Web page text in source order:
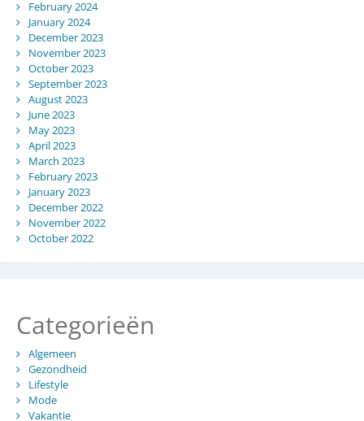
February 2024
January 2024
December 2023
November 2023
October 2023
September 2023
August 2023
June 2023
May 2023
April 2023
March 2023
February 2023
January 2023
December 2022
November 2022
October 2022
Categorieën
Algemeen
Gezondheid
Lifestyle
Mode
Vakantie